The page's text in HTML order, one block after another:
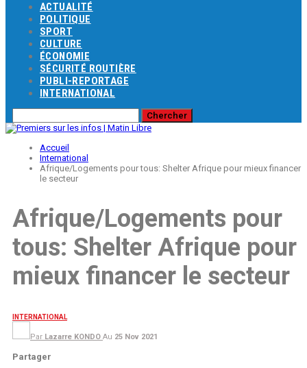
ACTUALITÉ
POLITIQUE
SPORT
CULTURE
ÉCONOMIE
SÉCURITÉ ROUTIÈRE
PUBLI-REPORTAGE
INTERNATIONAL
Accueil
International
Afrique/Logements pour tous: Shelter Afrique pour mieux financer
le secteur
Afrique/Logements pour
tous: Shelter Afrique pour
mieux financer le secteur
INTERNATIONAL
Par Lazarre KONDO Au 25 Nov 2021
Partager